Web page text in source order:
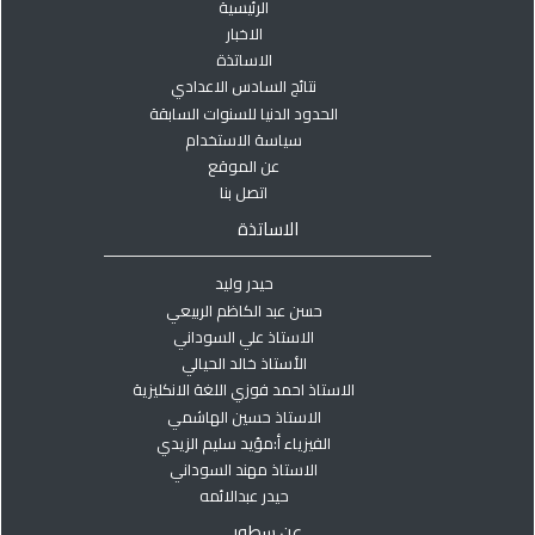
الرئيسية
الاخبار
الاساتذة
نتائج السادس الاعدادي
الحدود الدنيا للسنوات السابقة
سياسة الاستخدام
عن الموقع
اتصل بنا
الاساتذة
حيدر وليد
حسن عبد الكاظم الربيعي
الاستاذ علي السوداني
الأستاذ خالد الحيالي
الاستاذ احمد فوزي اللغة الانكليزية
الاستاذ حسين الهاشمي
الفيزياء أ:مؤيد سليم الزيدي
الاستاذ مهند السوداني
حيدر عبدالائمه